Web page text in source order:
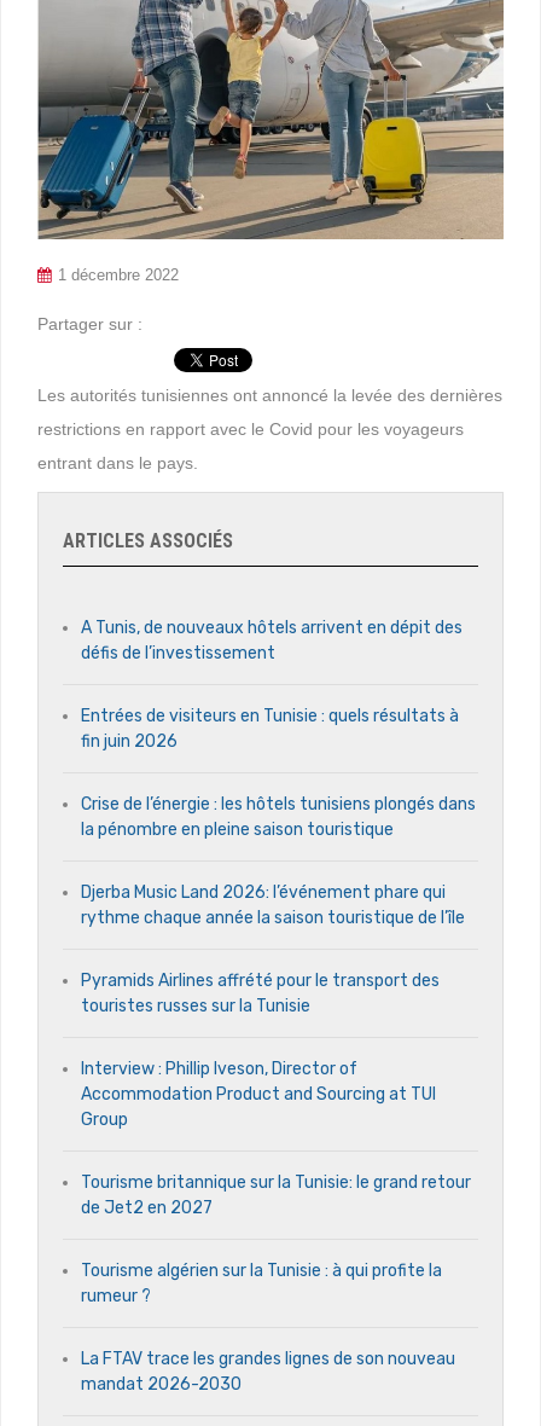
1 décembre 2022
Partager sur :
Les autorités tunisiennes ont annoncé la levée des dernières
restrictions en rapport avec le Covid pour les voyageurs
entrant dans le pays.
ARTICLES ASSOCIÉS
A Tunis, de nouveaux hôtels arrivent en dépit des
défis de l’investissement
Entrées de visiteurs en Tunisie : quels résultats à
fin juin 2026
Crise de l’énergie : les hôtels tunisiens plongés dans
la pénombre en pleine saison touristique
Djerba Music Land 2026: l’événement phare qui
rythme chaque année la saison touristique de l’île
Pyramids Airlines affrété pour le transport des
touristes russes sur la Tunisie
Interview : Phillip Iveson, Director of
Accommodation Product and Sourcing at TUI
Group
Tourisme britannique sur la Tunisie: le grand retour
de Jet2 en 2027
Tourisme algérien sur la Tunisie : à qui profite la
rumeur ?
La FTAV trace les grandes lignes de son nouveau
mandat 2026-2030